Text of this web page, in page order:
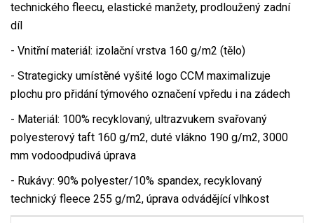
technického fleecu, elastické manžety, prodloužený zadní
díl
- Vnitřní materiál: izolační vrstva 160 g/m2 (tělo)
- Strategicky umístěné vyšité logo CCM maximalizuje
plochu pro přidání týmového označení vpředu i na zádech
- Materiál: 100% recyklovaný, ultrazvukem svařovaný
polyesterový taft 160 g/m2, duté vlákno 190 g/m2, 3000
mm vodoodpudivá úprava
- Rukávy: 90% polyester/10% spandex, recyklovaný
technický fleece 255 g/m2, úprava odvádějící vlhkost